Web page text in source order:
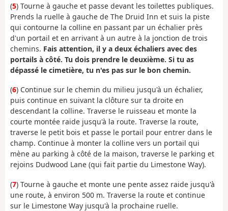
(5) Tourne à gauche et passe devant les toilettes publiques.
Prends la ruelle à gauche de The Druid Inn et suis la piste
qui contourne la colline en passant par un échalier près
d'un portail et en arrivant à un autre à la jonction de trois
chemins. Fais attention, il y a deux échaliers avec des
portails à côté. Tu dois prendre le deuxième. Si tu as
dépassé le cimetière, tu n'es pas sur le bon chemin.
(6) Continue sur le chemin du milieu jusqu'à un échalier,
puis continue en suivant la clôture sur ta droite en
descendant la colline. Traverse le ruisseau et monte la
courte montée raide jusqu'à la route. Traverse la route,
traverse le petit bois et passe le portail pour entrer dans le
champ. Continue à monter la colline vers un portail qui
mène au parking à côté de la maison, traverse le parking et
rejoins Dudwood Lane (qui fait partie du Limestone Way).
(7) Tourne à gauche et monte une pente assez raide jusqu'à
une route, à environ 500 m. Traverse la route et continue
sur le Limestone Way jusqu'à la prochaine ruelle.